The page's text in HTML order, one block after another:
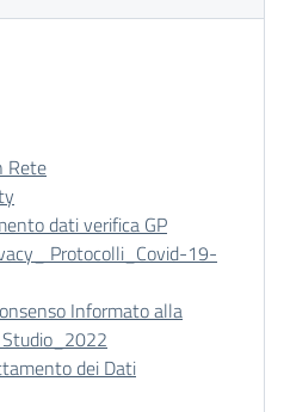
Rete
dati verifica GP
Protocolli_Covid-19-
Informato alla
dei Dati